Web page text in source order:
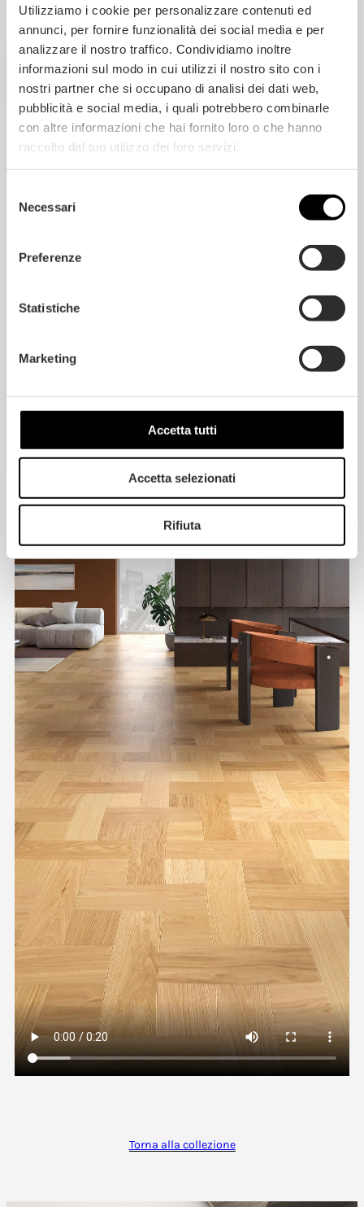
Utilizziamo i cookie per personalizzare contenuti ed
annunci, per fornire funzionalità dei social media e per
analizzare il nostro traffico. Condividiamo inoltre
informazioni sul modo in cui utilizzi il nostro sito con i
nostri partner che si occupano di analisi dei dati web,
pubblicità e social media, i quali potrebbero combinarle
con altre informazioni che hai fornito loro o che hanno
raccolto dal tuo utilizzo dei loro servizi.
delNecessari
Preferenze
Statistiche
Marketing
Accetta tutti
Accetta selezionati
Rifiuta
Torna alla collezione